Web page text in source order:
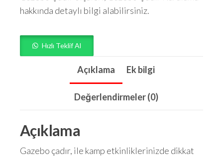
hakkında detaylı bilgi alabilirsiniz.
Hızlı Teklif Al
Açıklama Ek bilgi
Değerlendirmeler (0)
Açıklama
Gazebo çadır, ile kamp etkinliklerinizde dikkat